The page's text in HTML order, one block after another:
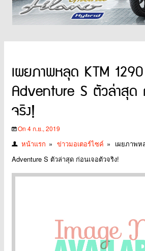
เผยภาพหลุด KTM
Adventure S ตัวล่าสุด
จริง!
On 4 ก.ย., 2019
หน้าแรก » ข่าวมอเตอร์ไซค์ » เผยภาพห
Adventure S ตัวล่าสุด ก่อนเจอตัวจริง!